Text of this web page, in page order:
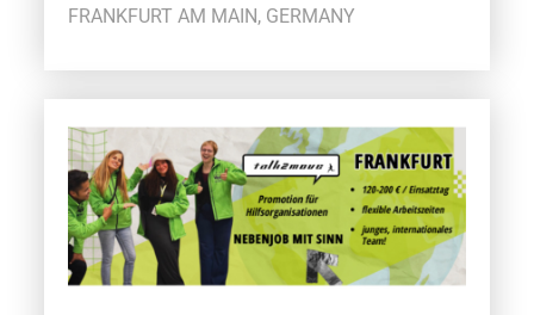
FRANKFURT AM MAIN, GERMANY